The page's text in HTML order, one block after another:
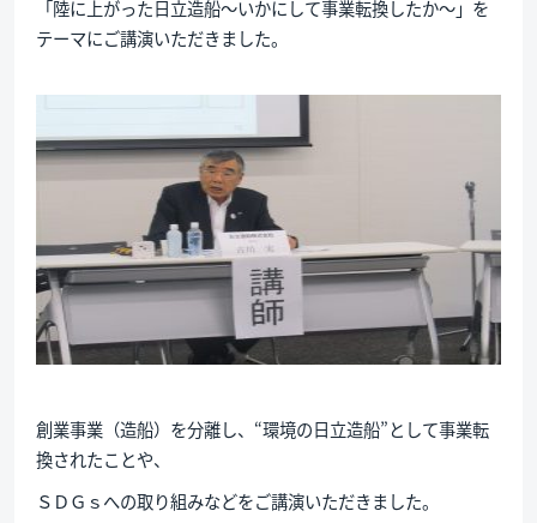
「陸に上がった日立造船～いかにして事業転換したか～」を
テーマにご講演いただきました。
創業事業（造船）を分離し、“環境の日立造船”として事業転
換されたことや、
ＳＤＧｓへの取り組みなどをご講演いただきました。